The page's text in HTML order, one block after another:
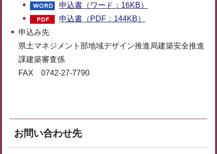
申込書（ワード：16KB）
申込書（PDF：144KB）
申込み先
県土マネジメント部地域デザイン推進局建築安全推進
課建築審査係
FAX 0742-27-7790
お問い合わせ先